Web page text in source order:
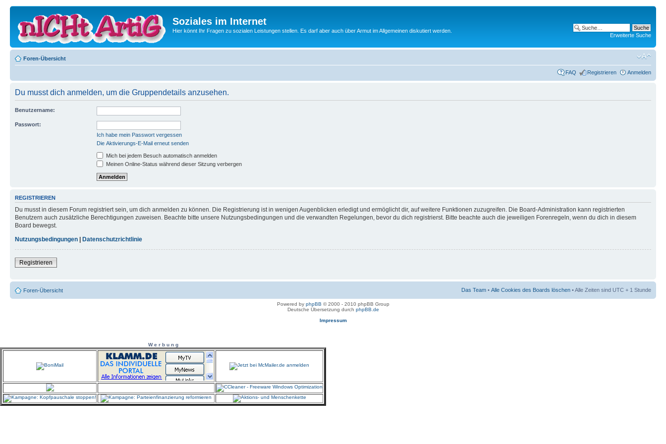
Soziales im Internet
Hier könnt Ihr Fragen zu sozialen Leistungen stellen. Es darf aber auch über Armut im Allgemeinen diskutiert werden.
Erweiterte Suche
Foren-Übersicht
FAQ Registrieren Anmelden
Du musst dich anmelden, um die Gruppendetails anzusehen.
Benutzername:
Passwort:
Ich habe mein Passwort vergessen
Die Aktivierungs-E-Mail erneut senden
Mich bei jedem Besuch automatisch anmelden
Meinen Online-Status während dieser Sitzung verbergen
REGISTRIEREN
Du musst in diesem Forum registriert sein, um dich anmelden zu können. Die Registrierung ist in wenigen Augenblicken erledigt und ermöglicht dir, auf weitere Funktionen zuzugreifen. Die Board-Administration kann registrierten
Benutzern auch zusätzliche Berechtigungen zuweisen. Beachte bitte unsere Nutzungsbedingungen und die verwandten Regelungen, bevor du dich registrierst. Bitte beachte auch die jeweiligen Forenregeln, wenn du dich in diesem
Board bewegst.
Nutzungsbedingungen | Datenschutzrichtlinie
Registrieren
Foren-Übersicht Das Team • Alle Cookies des Boards löschen • Alle Zeiten sind UTC + 1 Stunde
Powered by phpBB © 2000 - 2010 phpBB Group
Deutsche Übersetzung durch phpBB.de
Impressum
W e r b u n g